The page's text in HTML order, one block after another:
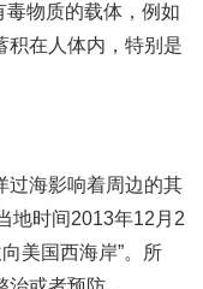
物质的载体，例如
积在人体内，特别是
过海影响着周边的其
地时间2013年12月2
美国西海岸”。所